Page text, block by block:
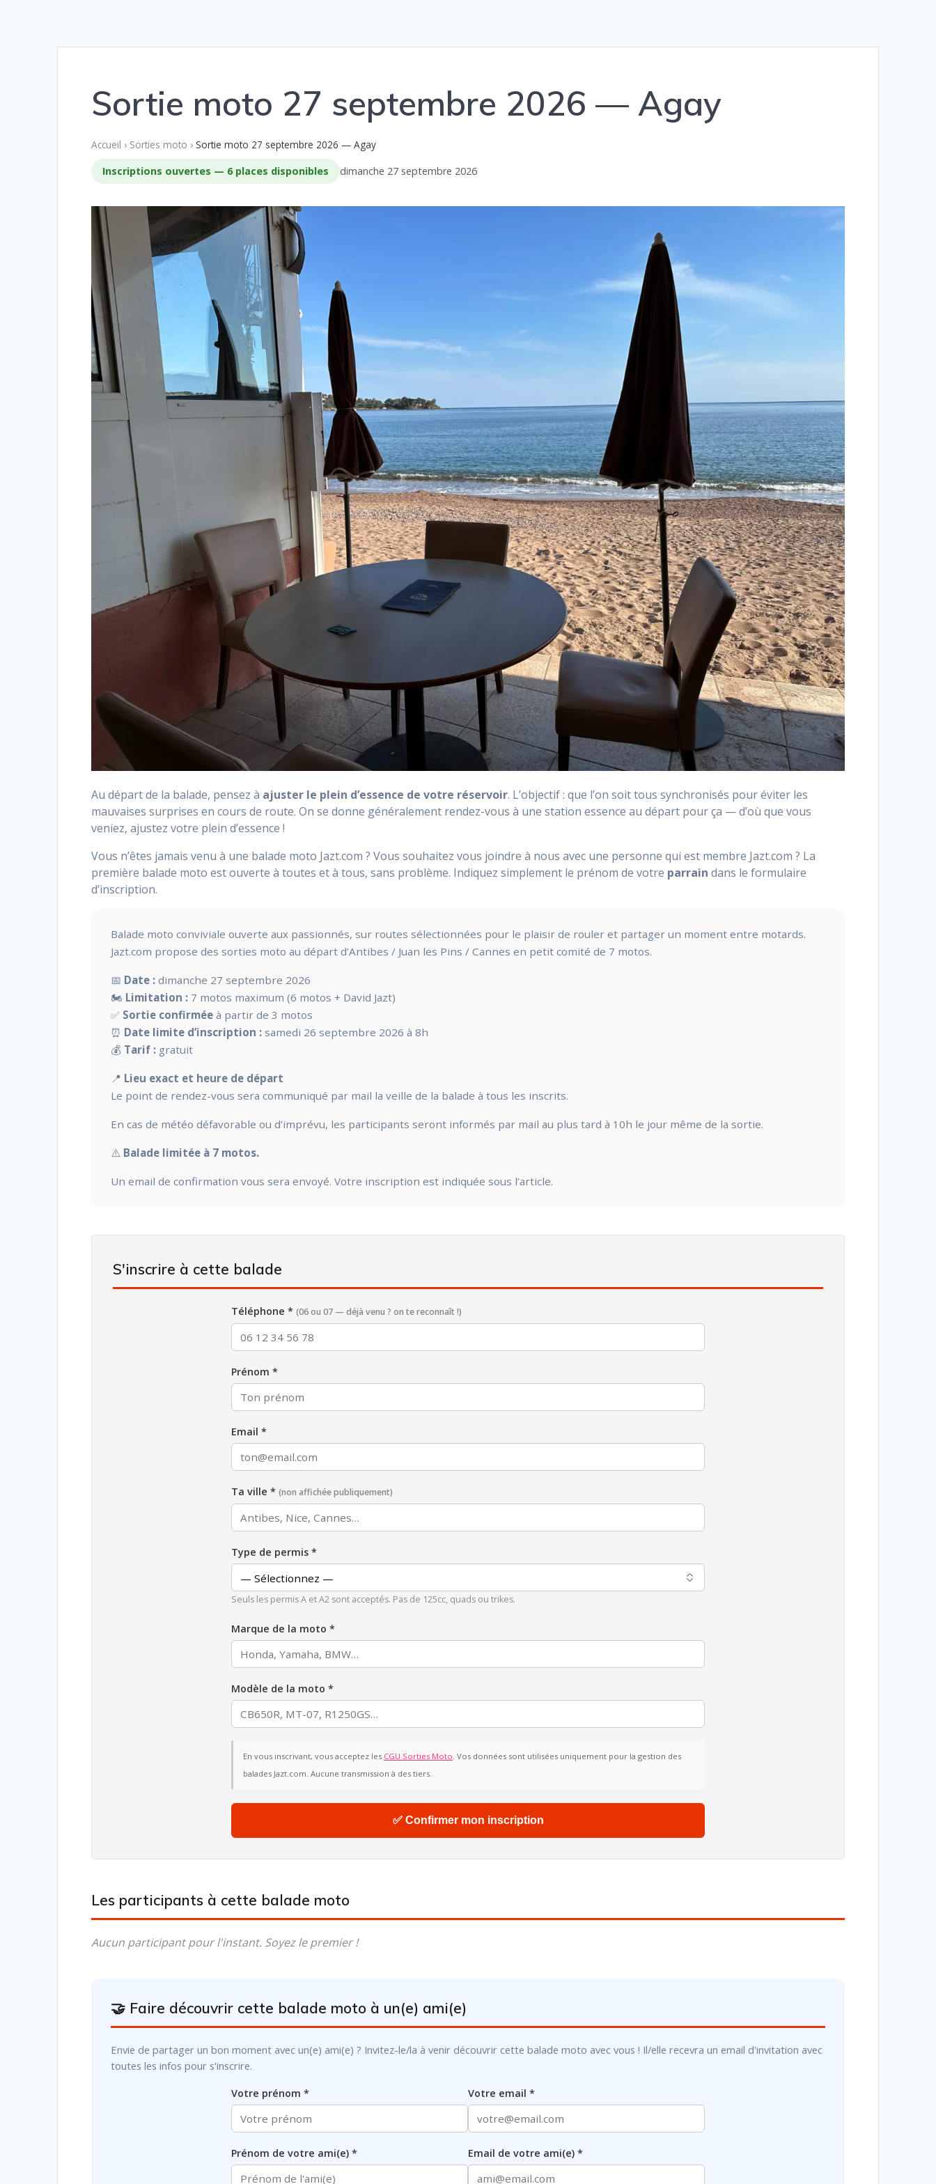
Sortie moto 27 septembre 2026 — Agay
Accueil › Sorties moto ›Sortie moto 27 septembre 2026 — Agay
Inscriptions ouvertes — 6 places disponibles
dimanche 27 septembre 2026
Au départ de la balade, pensez à ajuster le plein d’essence de votre réservoir. L’objectif : que l’on soit tous synchronisés pour éviter les
mauvaises surprises en cours de route. On se donne généralement rendez-vous à une station essence au départ pour ça — d’où que vous
veniez, ajustez votre plein d’essence !
Vous n’êtes jamais venu à une balade moto Jazt.com ? Vous souhaitez vous joindre à nous avec une personne qui est membre Jazt.com ? La
première balade moto est ouverte à toutes et à tous, sans problème. Indiquez simplement le prénom de votre parrain dans le formulaire
d’inscription.
Balade moto conviviale ouverte aux passionnés, sur routes sélectionnées pour le plaisir de rouler et partager un moment entre motards.
Jazt.com propose des sorties moto au départ d’Antibes / Juan les Pins / Cannes en petit comité de 7 motos.
📅 Date : dimanche 27 septembre 2026
🏍️ Limitation : 7 motos maximum (6 motos + David Jazt)
✅ Sortie confirmée à partir de 3 motos
⏰ Date limite d’inscription : samedi 26 septembre 2026 à 8h
💰 Tarif : gratuit
📍 Lieu exact et heure de départ
Le point de rendez-vous sera communiqué par mail la veille de la balade à tous les inscrits.
En cas de météo défavorable ou d’imprévu, les participants seront informés par mail au plus tard à 10h le jour même de la sortie.
⚠️ Balade limitée à 7 motos.
Un email de confirmation vous sera envoyé. Votre inscription est indiquée sous l’article.
S'inscrire à cette balade
Téléphone * (06 ou 07 — déjà venu ? on te reconnaît !)
Prénom *
Email *
Ta ville * (non affichée publiquement)
Type de permis *
Seuls les permis A et A2 sont acceptés. Pas de 125cc, quads ou trikes.
Marque de la moto *
Modèle de la moto *
En vous inscrivant, vous acceptez les CGU Sorties Moto. Vos données sont utilisées uniquement pour la gestion des
balades Jazt.com. Aucune transmission à des tiers.
✅ Confirmer mon inscription
Les participants à cette balade moto
Aucun participant pour l'instant. Soyez le premier !
🤝 Faire découvrir cette balade moto à un(e) ami(e)
Envie de partager un bon moment avec un(e) ami(e) ? Invitez-le/la à venir découvrir cette balade moto avec vous ! Il/elle recevra un email d'invitation avec
toutes les infos pour s'inscrire.
Votre prénom * Votre email *
Prénom de votre ami(e) * Email de votre ami(e) *